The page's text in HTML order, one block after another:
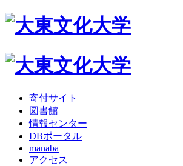
寄付サイト
図書館
情報センター
DBポータル
manaba
アクセス